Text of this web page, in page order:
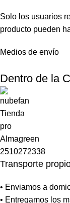
Solo los usuarios
producto pueden
Medios de envío
Dentro de la
Transporte
• Enviamos a
• Entregamos los